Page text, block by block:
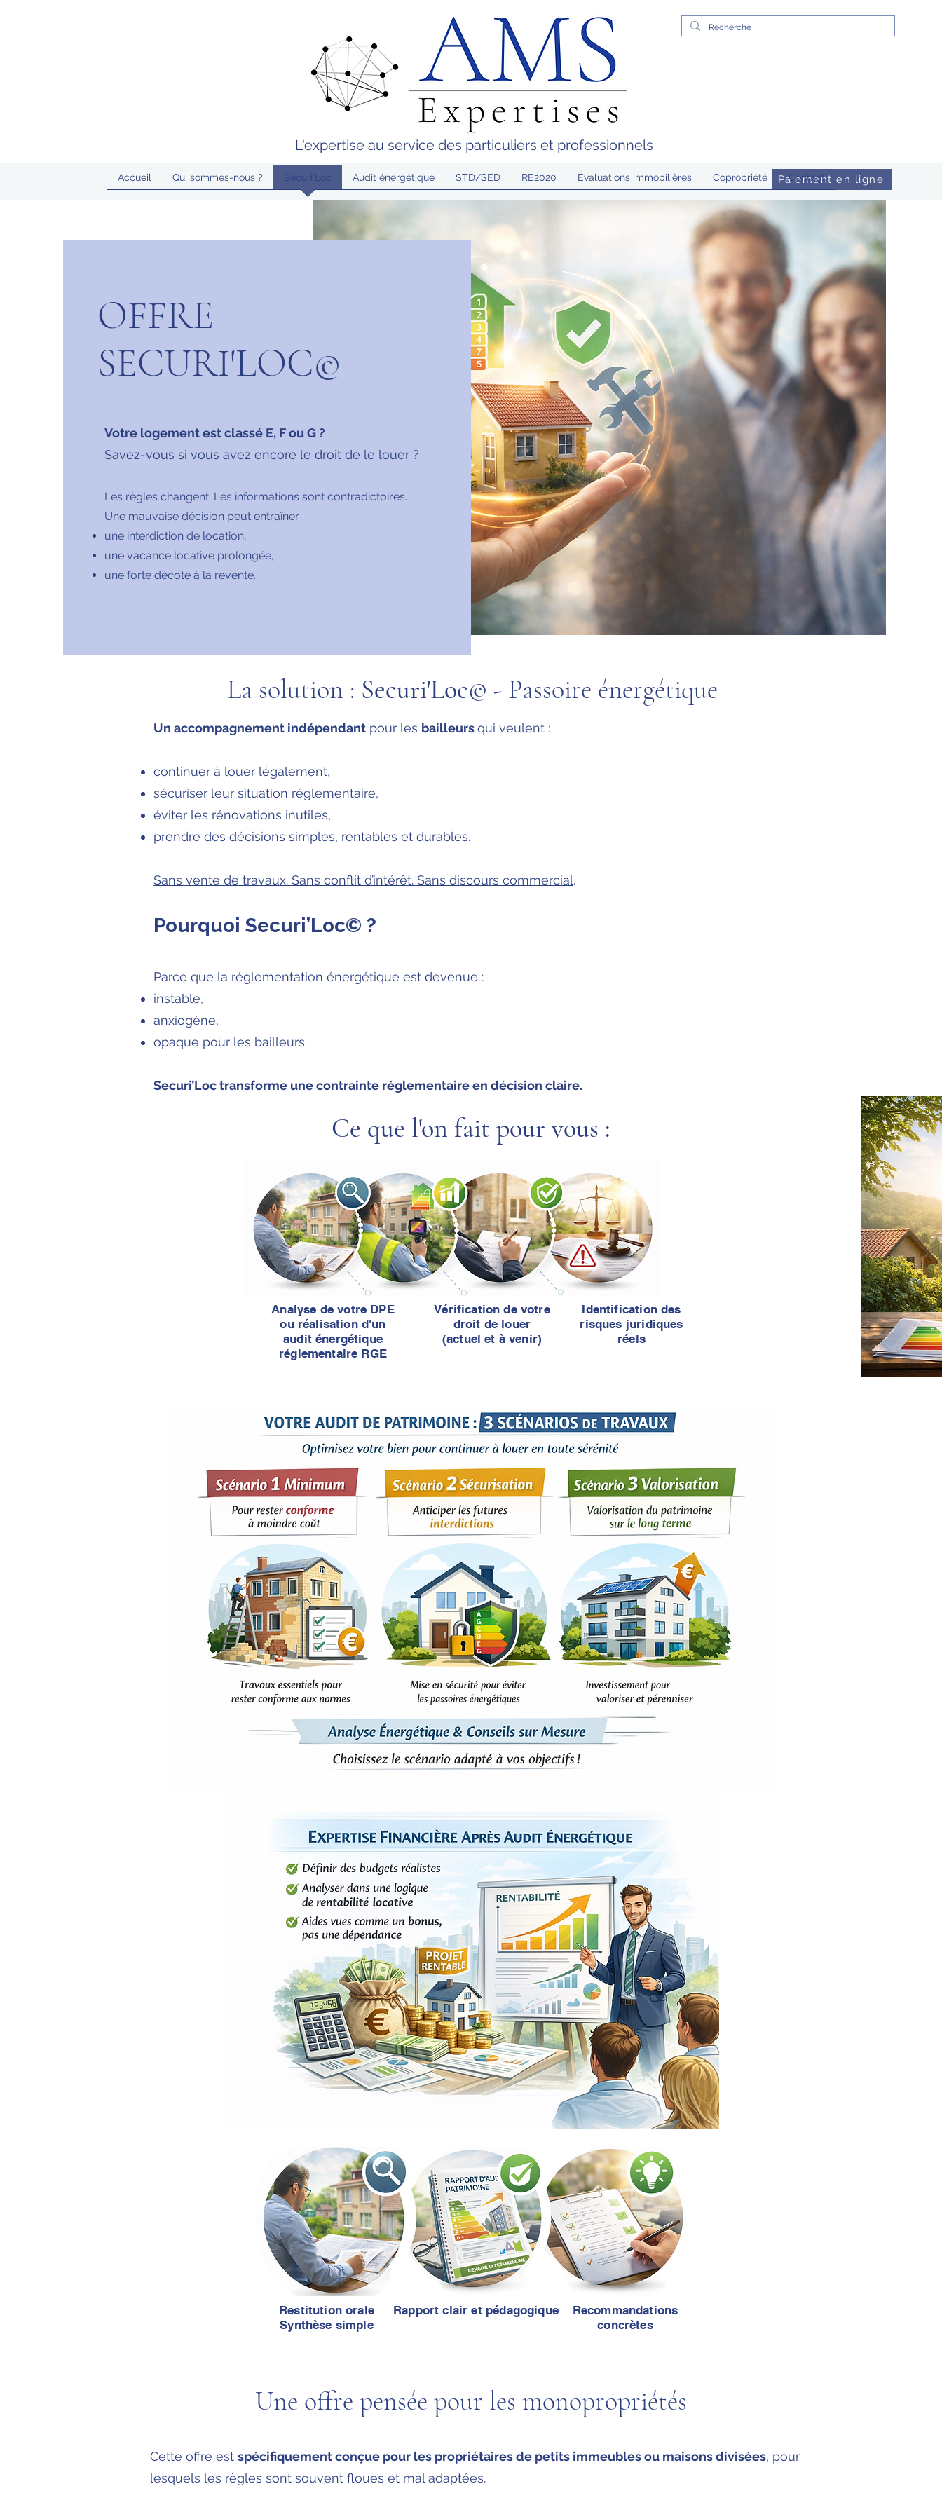
L'expertise au service des particuliers et professionnels
Paiement en ligne
Accueil Qui sommes-nous ? Securi'Loc Audit énergétique STD/SED RE2020 Évaluations immobilières Copropriété Contact
OFFRE
SECURI'LOC©
Votre logement est classé E, F ou G ?
Savez-vous si vous avez encore le droit de le louer ?
Les règles changent. Les informations sont contradictoires.
Une mauvaise décision peut entraîner :
une interdiction de location,
une vacance locative prolongée,
une forte décote à la revente.
La solution : Securi'Loc© - Passoire énergétique
Un accompagnement indépendant pour les bailleursqui veulent :
continuer à louer légalement,
sécuriser leur situation réglementaire,
éviter les rénovations inutiles,
prendre des décisions simples, rentables et durables.
Sans vente de travaux. Sans conflit d’intérêt. Sans discours commercial.
Pourquoi Securi’Loc© ?
Parce que la réglementation énergétique est devenue :
instable,
anxiogène,
opaque pour les bailleurs.
Securi’Loc transforme une contrainte réglementaire en décision claire.
Ce que l'on fait pour vous :
Analyse de votre DPE
ou réalisation d'un
audit énergétique
réglementaire RGE
Vérification de votre
droit de louer
(actuel et à venir)
Identification des
risques juridiques
réels
Restitution orale
Synthèse simple
Rapport clair et pédagogique
Recommandations
concrètes
Une offre pensée pour les monopropriétés
Cette offre est spécifiquement conçue pour les propriétaires de petits immeubles ou maisons divisées, pour
lesquels les règles sont souvent floues et mal adaptées.